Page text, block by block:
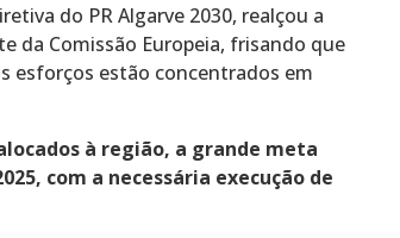
do PR Algarve 2030, realçou a
da Comissão Europeia, frisando que
esforços estão concentrados em
à região, a grande meta
com a necessária execução de